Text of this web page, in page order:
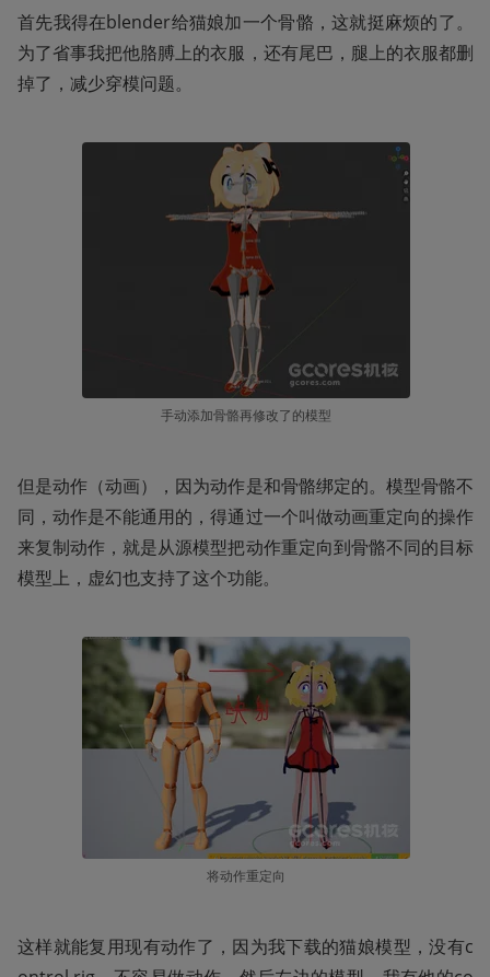
首先我得在blender给猫娘加一个骨骼，这就挺麻烦的了。
为了省事我把他胳膊上的衣服，还有尾巴，腿上的衣服都删
掉了，减少穿模问题。
手动添加骨骼再修改了的模型
但是动作（动画），因为动作是和骨骼绑定的。模型骨骼不
同，动作是不能通用的，得通过一个叫做动画重定向的操作
来复制动作，就是从源模型把动作重定向到骨骼不同的目标
模型上，虚幻也支持了这个功能。
将动作重定向
这样就能复用现有动作了，因为我下载的猫娘模型，没有c